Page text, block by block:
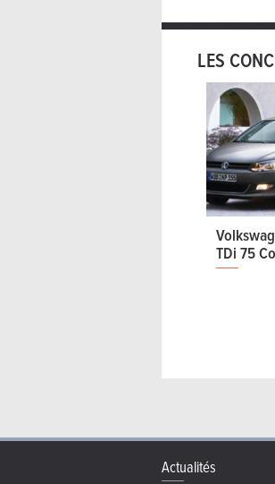
LES
TDi 75
Actualités